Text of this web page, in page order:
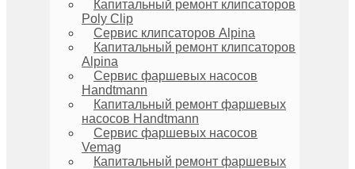
Капитальный ремонт клипсаторов
Poly Clip
Сервис клипсаторов Alpina
Капитальный ремонт клипсаторов
Alpina
Сервис фаршевых насосов
Handtmann
Капитальный ремонт фаршевых
насосов Handtmann
Сервис фаршевых насосов
Vemag
Капитальный ремонт фаршевых